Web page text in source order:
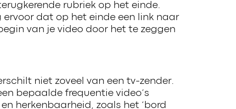
rubriek op het einde.
ervoor dat op het einde een link naar
van je video door het te zeggen
niet zoveel van een tv-zender.
bepaalde frequentie video’s
herkenbaarheid, zoals het ‘bord